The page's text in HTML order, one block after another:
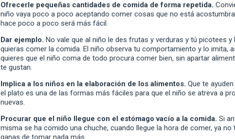
Ofrecerle pequeñas cantidades de comida de forma repetida.
niño vaya poco a poco aceptando comer cosas que no está
hace poco a poco será más fácil.
Dar ejemplo. No vale que al niño le des frutas y verduras y tú picotees y
quieras comer la comida. El niño observa tu comportamiento y lo imita,
quieres que el niño coma de todo procura comer bien, sin apartar
te gustan.
Implica a los niños en la elaboración de los alimentos. Que te
el plato es una de las formas más fáciles para que el niño se atreva a
nuevas.
Procurar que el niño llegue con el estómago vacío a la comida. Si
misma se ha comido una chuche, cuando llegue la hora de comer, ya no
ganas de tomar nada más.